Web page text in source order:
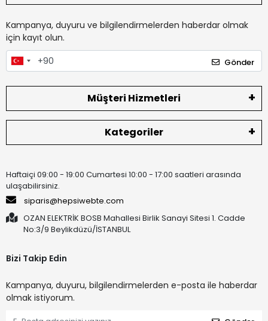
Kampanya, duyuru ve bilgilendirmelerden haberdar olmak
için kayıt olun.
Gönder
Müşteri Hizmetleri
Kategoriler
Haftaiçi 09:00 - 19:00 Cumartesi 10:00 - 17:00 saatleri arasında
ulaşabilirsiniz.
siparis@hepsiwebte.com
OZAN ELEKTRİK BOSB Mahallesi Birlik Sanayi Sitesi 1. Cadde
No:3/9 Beylikdüzü/İSTANBUL
Bizi Takip Edin
Kampanya, duyuru, bilgilendirmelerden e-posta ile haberdar
olmak istiyorum.